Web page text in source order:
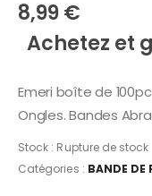
8,99€
Achetez et
Emeri boîte de
Ongles. Bandes
Stock : Rupture de stock
Catégories : BANDE DE